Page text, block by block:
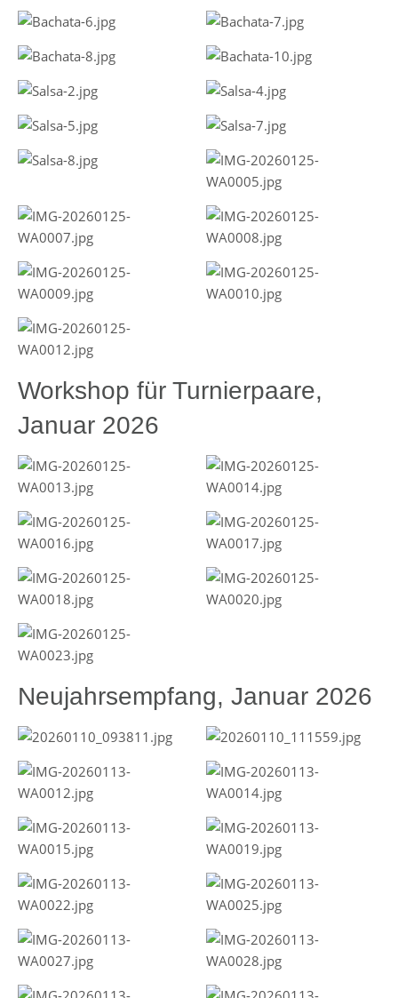
Workshop für Turnierpaare,
Januar 2026
Neujahrsempfang, Januar 2026